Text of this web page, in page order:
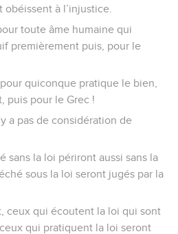
à l’injustice.
toute âme humaine qui
premièrement puis, pour le
quiconque pratique le bien,
puis pour le Grec !
a pas de considération de
sans la loi périront aussi sans la
sous la loi seront jugés par la
ceux qui écoutent la loi qui sont
qui pratiquent la loi seront